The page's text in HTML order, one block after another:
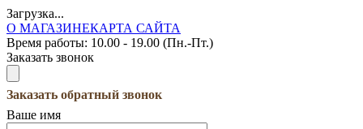
Загрузка...
О МАГАЗИНЕКАРТА САЙТА
Время работы: 10.00 - 19.00 (Пн.-Пт.)
Заказать звонок
Заказать обратный звонок
Ваше имя